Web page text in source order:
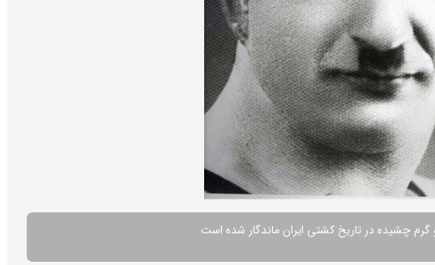
چشیده در تاریخ کشتی ایران ماندگار شده است